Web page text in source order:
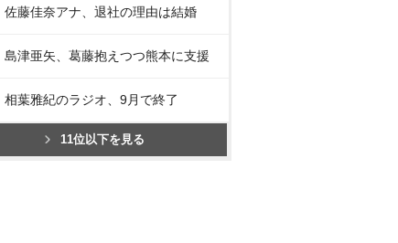
佐藤佳奈アナ、退社の理由は結婚
島津亜矢、葛藤抱えつつ熊本に支援
相葉雅紀のラジオ、9月で終了
11位以下を見る